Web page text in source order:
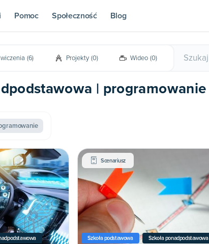
Pomoc Społeczność Blog
(6) Projekty (0) Wideo (0)
| programowanie
Scenariusz
Szkoła podstawowa Szkoła ponadpodstawowa